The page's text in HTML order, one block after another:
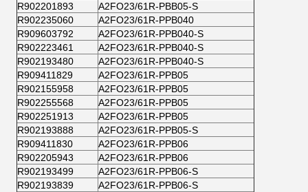
R902201893
A2FO23/61R-PBB05-S
R902235060
A2FO23/61R-PPB040
R909603792
A2FO23/61R-PPB040-S
R902223461
A2FO23/61R-PPB040-S
R902193480
A2FO23/61R-PPB040-S
R909411829
A2FO23/61R-PPB05
R902155958
A2FO23/61R-PPB05
R902255568
A2FO23/61R-PPB05
R902251913
A2FO23/61R-PPB05
R902193888
A2FO23/61R-PPB05-S
R909411830
A2FO23/61R-PPB06
R902205943
A2FO23/61R-PPB06
R902193499
A2FO23/61R-PPB06-S
R902193839
A2FO23/61R-PPB06-S